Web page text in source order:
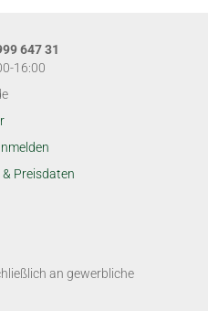
647 31
16:00
Preisdaten
an gewerbliche